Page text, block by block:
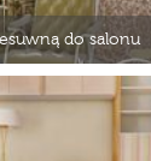
do salonu